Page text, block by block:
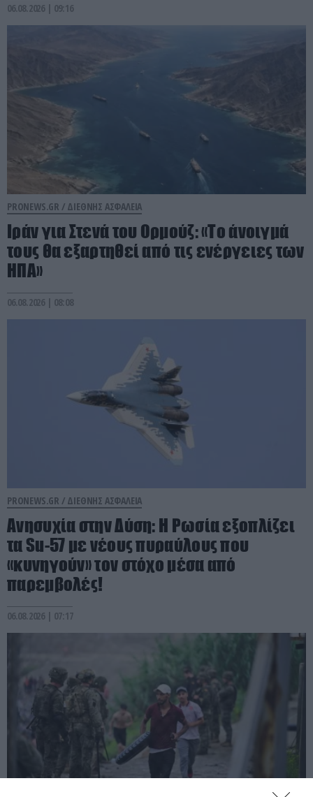
06.08.2026 | 09:16
PRONEWS.GR / ΔΙΕΘΝΗΣ ΑΣΦΑΛΕΙΑ
Ιράν για Στενά του Ορμούζ: «Το άνοιγμά
τους θα εξαρτηθεί από τις ενέργειες των
ΗΠΑ»
06.08.2026 | 08:08
PRONEWS.GR / ΔΙΕΘΝΗΣ ΑΣΦΑΛΕΙΑ
Ανησυχία στην Δύση: H Ρωσία εξοπλίζει
τα Su-57 με νέους πυραύλους που
«κυνηγούν» τον στόχο μέσα από
παρεμβολές!
06.08.2026 | 07:17